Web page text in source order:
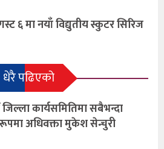
६ मा नयाँ विद्युतीय स्कुटर सिरिज
धेरै पढिएको
कार्यसमितिमा सबैभन्दा
अधिवक्ता मुकेश सेन्चुरी